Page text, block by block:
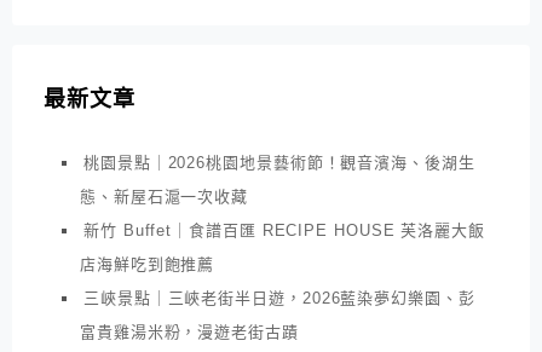
最新文章
桃園景點｜2026桃園地景藝術節！觀音濱海、後湖生
態、新屋石滬一次收藏
新竹 Buffet｜食譜百匯 RECIPE HOUSE 芙洛麗大飯
店海鮮吃到飽推薦
三峽景點｜三峽老街半日遊，2026藍染夢幻樂園、彭
富貴雞湯米粉，漫遊老街古蹟